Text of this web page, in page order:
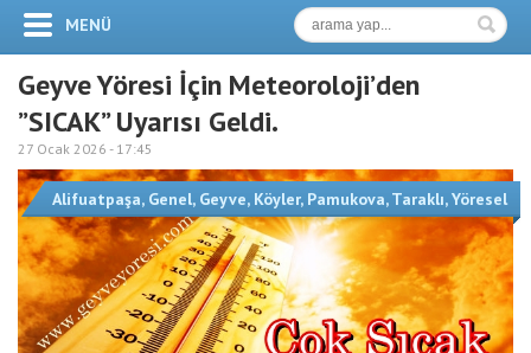
MENÜ
Geyve Yöresi İçin Meteoroloji’den
”SICAK” Uyarısı Geldi.
27 Ocak 2026 - 17:45
Alifuatpaşa, Genel, Geyve, Köyler, Pamukova,Taraklı,Yöresel